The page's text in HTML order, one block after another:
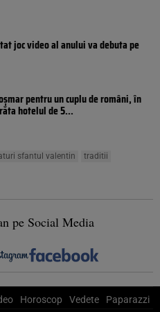
joc video al anului va debuta pe
pentru un cuplu de români, în
hotelul de 5...
sfantul valentin
traditii
pe Social Media
Horoscop Vedete Paparazzi